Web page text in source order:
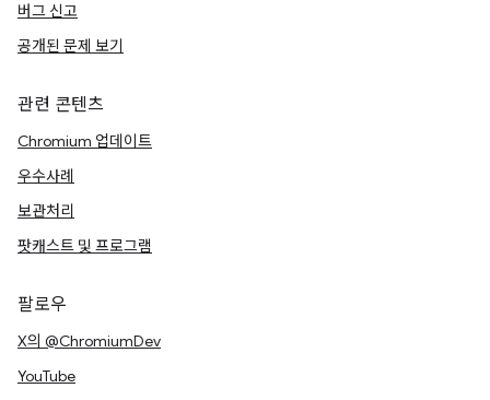
버그 신고
공개된 문제 보기
관련 콘텐츠
Chromium 업데이트
우수사례
보관처리
팟캐스트 및 프로그램
팔로우
X의 @ChromiumDev
YouTube